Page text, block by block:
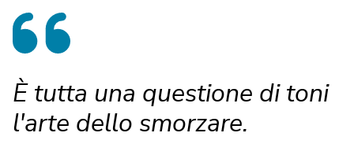
È tutta una questione di toni
l'arte dello smorzare.